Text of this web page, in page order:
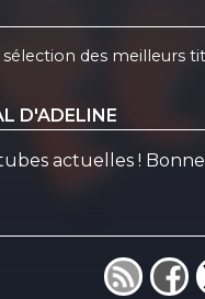
des meilleurs
D'ADELINE
actuelles !